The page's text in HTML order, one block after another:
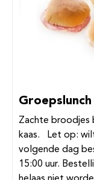
Zachte broodjes
kaas. Let op:
volgende dag
15:00 uur.